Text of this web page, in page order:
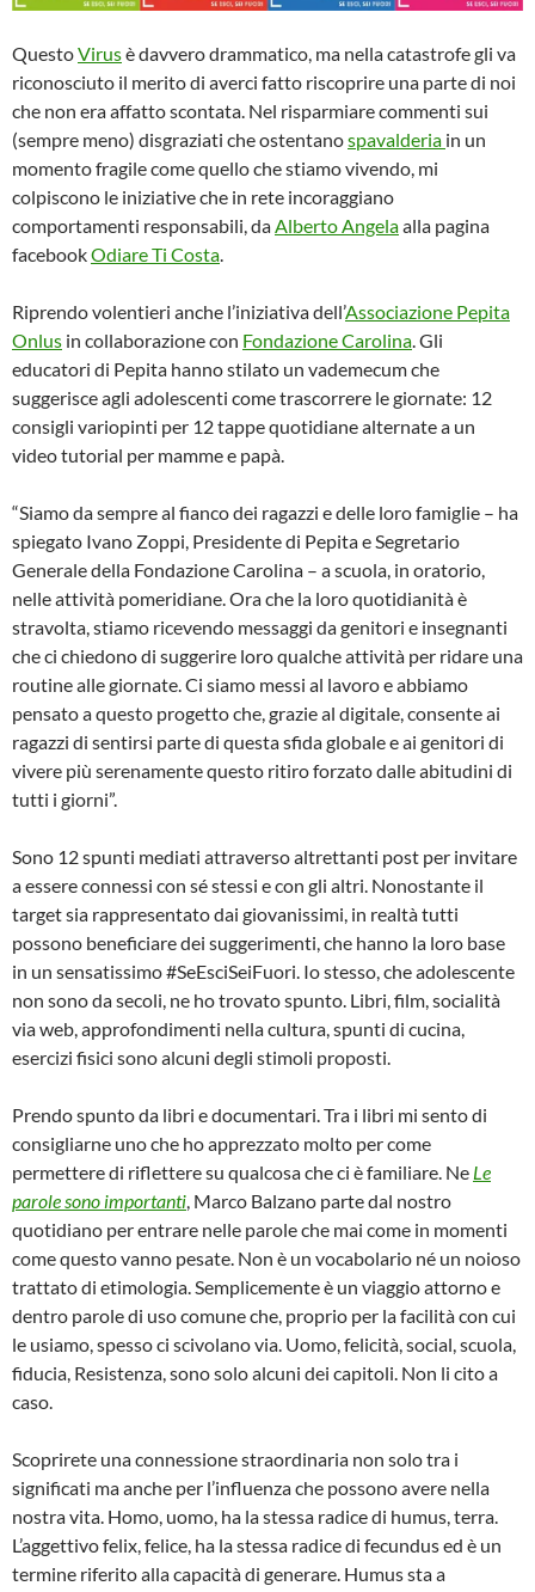
QuestoVirusè davvero drammatico, ma nella catastrofe gli va
riconosciuto il merito di averci fatto riscoprire una parte di noi
che non era affatto scontata. Nel risparmiare commenti sui
(sempre meno) disgraziati che ostentanospavalderia in un
momento fragile come quello che stiamo vivendo, mi
colpiscono le iniziative che in rete incoraggiano
comportamenti responsabili, daAlberto Angelaalla pagina
facebookOdiare Ti Costa.
Riprendo volentieri anche l’iniziativa dell’Associazione Pepita
Onlus in collaborazione con Fondazione Carolina. Gli
educatori di Pepita hanno stilato un vademecum che
suggerisce agli adolescenti come trascorrere le giornate: 12
consigli variopinti per 12 tappe quotidiane alternate a un
video tutorial per mamme e papà.
“Siamo da sempre al fianco dei ragazzi e delle loro famiglie – ha
spiegato Ivano Zoppi, Presidente di Pepita e Segretario
Generale della Fondazione Carolina – a scuola, in oratorio,
nelle attività pomeridiane. Ora che la loro quotidianità è
stravolta, stiamo ricevendo messaggi da genitori e insegnanti
che ci chiedono di suggerire loro qualche attività per ridare una
routine alle giornate. Ci siamo messi al lavoro e abbiamo
pensato a questo progetto che, grazie al digitale, consente ai
ragazzi di sentirsi parte di questa sfida globale e ai genitori di
vivere più serenamente questo ritiro forzato dalle abitudini di
tutti i giorni”.
Sono 12 spunti mediati attraverso altrettanti post per invitare
a essere connessi con sé stessi e con gli altri. Nonostante il
target sia rappresentato dai giovanissimi, in realtà tutti
possono beneficiare dei suggerimenti, che hanno la loro base
in un sensatissimo #SeEsciSeiFuori. Io stesso, che adolescente
non sono da secoli, ne ho trovato spunto. Libri, film, socialità
via web, approfondimenti nella cultura, spunti di cucina,
esercizi fisici sono alcuni degli stimoli proposti.
Prendo spunto da libri e documentari. Tra i libri mi sento di
consigliarne uno che ho apprezzato molto per come
permettere di riflettere su qualcosa che ci è familiare. Ne Le
parole sono importanti, Marco Balzano parte dal nostro
quotidiano per entrare nelle parole che mai come in momenti
come questo vanno pesate. Non è un vocabolario né un noioso
trattato di etimologia. Semplicemente è un viaggio attorno e
dentro parole di uso comune che, proprio per la facilità con cui
le usiamo, spesso ci scivolano via. Uomo, felicità, social, scuola,
fiducia, Resistenza, sono solo alcuni dei capitoli. Non li cito a
caso.
Scoprirete una connessione straordinaria non solo tra i
significati ma anche per l’influenza che possono avere nella
nostra vita. Homo, uomo, ha la stessa radice di humus, terra.
L’aggettivo felix, felice, ha la stessa radice di fecundus ed è un
termine riferito alla capacità di generare. Humus sta a